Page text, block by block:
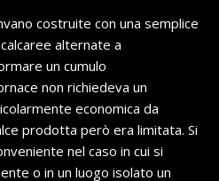
costruite con una semplice
alternate a
un cumulo
non richiedeva un
economica da
prodotta però era limitata. Si
nel caso in cui si
o in un luogo isolato un